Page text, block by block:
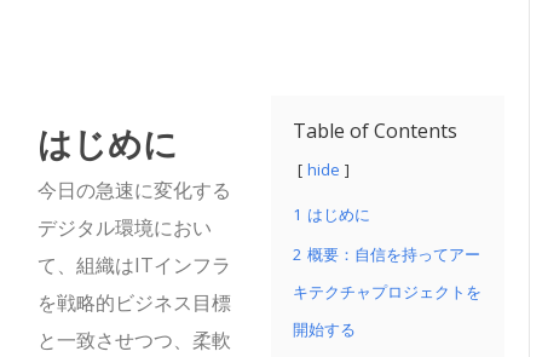
Table of Contents
hide
1 はじめに
2 概要：自信を持ってアー
キテクチャプロジェクトを
開始する
はじめに
今日の急速に変化する
デジタル環境におい
て、組織はITインフラ
を戦略的ビジネス目標
と一致させつつ、柔軟